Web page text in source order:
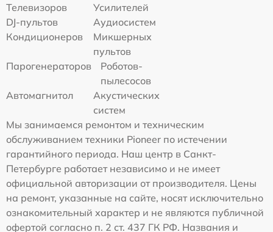
Телевизоров
Усилителей
DJ-пультов
Аудиосистем
Кондиционеров
Микшерных
пультов
Парогенераторов
Роботов-
пылесосов
Автомагнитол
Акустических
систем
Мы занимаемся ремонтом и техническим
обслуживанием техники Pioneer по истечении
гарантийного периода. Наш центр в Санкт-
Петербурге работает независимо и не имеет
официальной авторизации от производителя. Цены
на ремонт, указанные на сайте, носят исключительно
ознакомительный характер и не являются публичной
офертой согласно п. 2 ст. 437 ГК РФ. Названия и